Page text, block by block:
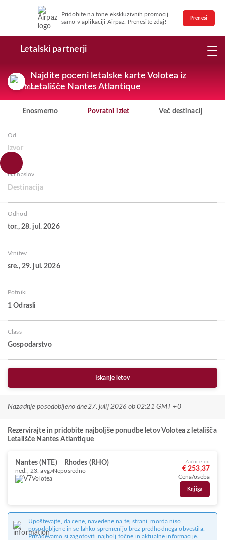
Pridobite na tone ekskluzivnih promocij
samo v aplikaciji Airpaz. Prenesite zdaj!
Prenesi
Letalski partnerji
Najdite poceni letalske karte Volotea iz
Letališče Nantes Atlantique
Enosmerno Povratni izlet Več destinacij
Od
Izvor
Na naslov
Destinacija
Odhod
tor., 28. jul. 2026
Vrnitev
sre., 29. jul. 2026
Potniki
1 Odrasli
Class
Gospodarstvo
Iskanje letov
Nazadnje posodobljeno dne27. julij 2026 ob 02:21 GMT +0
Rezervirajte in pridobite najboljše ponudbe letov Volotea z letališča
Letališče Nantes Atlantique
Nantes (NTE) Rhodes (RHO)
ned., 23. avg. Neposredno
Volotea
Začnite od
€ 253,37
Cena/oseba
Knjiga
Upoštevajte, da cene, navedene na tej strani, morda niso
posodobljene in se lahko spremenijo brez predhodnega obvestila.
Prizadevamo si zagotoviti najbolj točne in aktualne informacije.